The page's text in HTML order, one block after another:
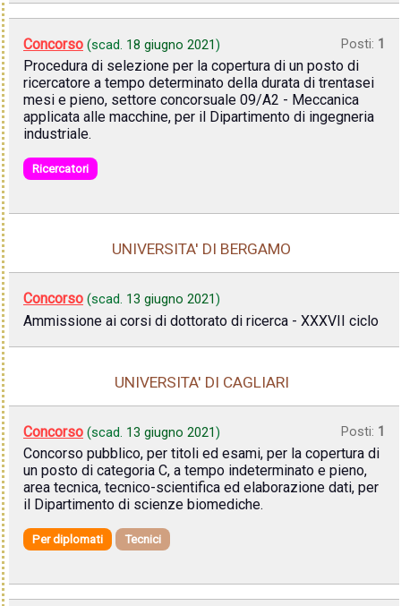
Concorso (scad. 18 giugno 2021) Posti: 1
Procedura di selezione per la copertura di un posto di
ricercatore a tempo determinato della durata di trentasei
mesi e pieno, settore concorsuale 09/A2 - Meccanica
applicata alle macchine, per il Dipartimento di ingegneria
industriale.
Ricercatori
UNIVERSITA' DI BERGAMO
Concorso (scad. 13 giugno 2021)
Ammissione ai corsi di dottorato di ricerca - XXXVII ciclo
UNIVERSITA' DI CAGLIARI
Concorso (scad. 13 giugno 2021) Posti: 1
Concorso pubblico, per titoli ed esami, per la copertura di
un posto di categoria C, a tempo indeterminato e pieno,
area tecnica, tecnico-scientifica ed elaborazione dati, per
il Dipartimento di scienze biomediche.
Per diplomati Tecnici